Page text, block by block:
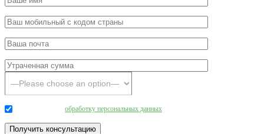
обработку персональных данных